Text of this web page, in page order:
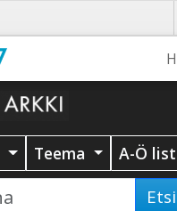
Teema A-Ö
Etsi